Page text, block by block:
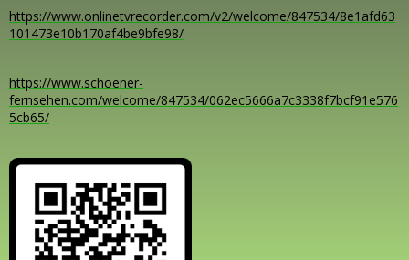
https://www.onlinetvrecorder.com/v2/welcome/847534/8e1afd63
101473e10b170af4be9bfe98/
https://www.schoener-
fernsehen.com/welcome/847534/062ec5666a7c3338f7bcf91e576
5cb65/